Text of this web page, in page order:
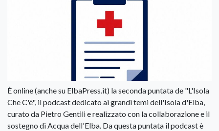
È online (anche su ElbaPress.it) la seconda puntata de "L'Isola
Che C'è", il podcast dedicato ai grandi temi dell'Isola d'Elba,
curato da Pietro Gentili e realizzato con la collaborazione e il
sostegno di Acqua dell'Elba. Da questa puntata il podcast è